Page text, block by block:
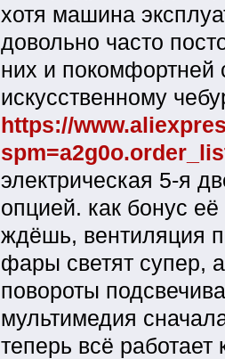
хотя машина
довольно часто
них и покомфортней
искусственному
https://
электрическая 5-я
опцией. как бонус
ждёшь, вентиляция
фары светят супер,
повороты
мультимедия
теперь всё работает